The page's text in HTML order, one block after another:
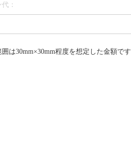
代 ：
囲は30mm×30mm程度を想定した金額です